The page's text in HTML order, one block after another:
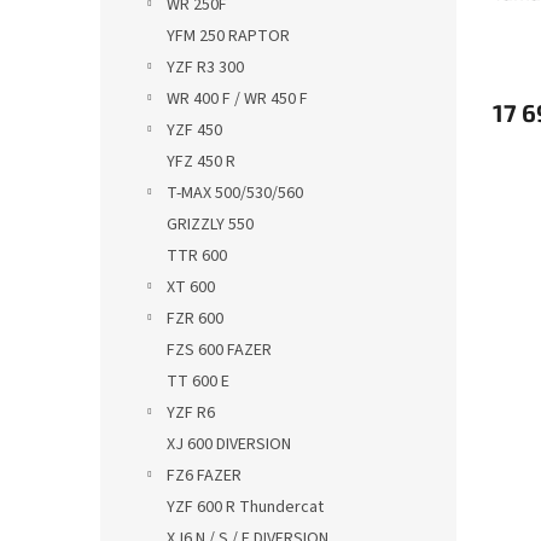
WR 250F
YFM 250 RAPTOR
YZF R3 300
WR 400 F / WR 450 F
YZF 450
YFZ 450 R
T-MAX 500/530/560
GRIZZLY 550
TTR 600
XT 600
FZR 600
FZS 600 FAZER
TT 600 E
YZF R6
XJ 600 DIVERSION
FZ6 FAZER
YZF 600 R Thundercat
17